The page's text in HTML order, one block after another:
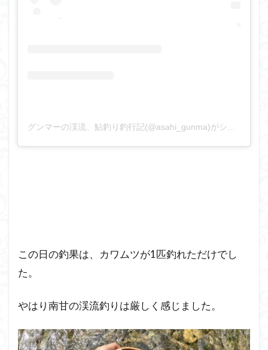
この日の釣果は、カワムツが1匹釣れただけでし
た。
やはり南甘の渓流釣りは厳しく感じました。